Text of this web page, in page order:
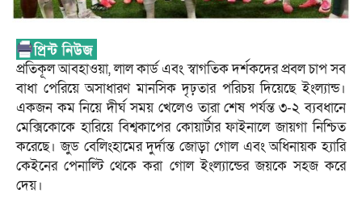
প্রতিকূল আবহাওয়া, লাল কার্ড এবং স্বাগতিক দর্শকদের প্রবল চাপ সব
বাধা পেরিয়ে অসাধারণ মানসিক দৃঢ়তার পরিচয় দিয়েছে ইংল্যান্ড।
একজন কম নিয়ে দীর্ঘ সময় খেলেও তারা শেষ পর্যন্ত ৩-২ ব্যবধানে
মেক্সিকোকে হারিয়ে বিশ্বকাপের কোয়ার্টার ফাইনালে জায়গা নিশ্চিত
করেছে। জুড বেলিংহামের দুর্দান্ত জোড়া গোল এবং অধিনায়ক হ্যারি
কেইনের পেনাল্টি থেকে করা গোল ইংল্যান্ডের জয়কে সহজ করে
দেয়।